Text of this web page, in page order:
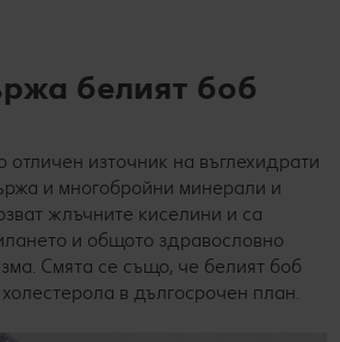
белият боб
отличен източник на въглехидрати
и многобройни минерали и
жлъчните киселини и са
и общото здравословно
Смята се също, че белият боб
в дългосрочен план.